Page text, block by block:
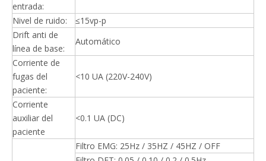
entrada:
Nivel de ruido:
≤15vp-p
Drift anti de
línea de base:
Automático
Corriente de
fugas del
paciente:
<10 UA (220V-240V)
Corriente
auxiliar del
paciente
<0.1 UA (DC)
Filtro EMG: 25Hz / 35HZ / 45HZ / OFF